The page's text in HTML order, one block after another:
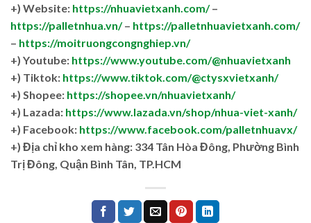
+) Website: https://nhuavietxanh.com/–
https://palletnhua.vn/– https://palletnhuavietxanh.com/
– https://moitruongcongnghiep.vn/
+) Youtube: https://www.youtube.com/@nhuavietxanh
+) Tiktok: https://www.tiktok.com/@ctysxvietxanh/
+) Shopee: https://shopee.vn/nhuavietxanh/
+) Lazada: https://www.lazada.vn/shop/nhua-viet-xanh/
+) Facebook: https://www.facebook.com/palletnhuavx/
+) Địa chỉ kho xem hàng: 334 Tân Hòa Đông, Phường Bình
Trị Đông, Quận Bình Tân, TP.HCM